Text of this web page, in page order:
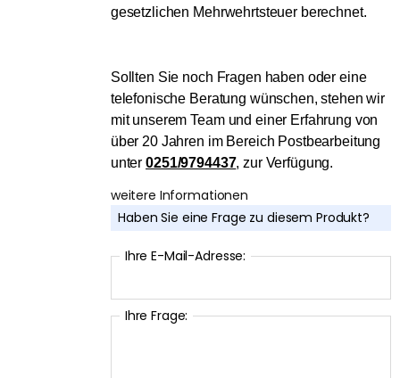
gesetzlichen Mehrwehrtsteuer berechnet.
Sollten Sie noch Fragen haben oder eine
telefonische Beratung wünschen, stehen wir
mit unserem Team und einer Erfahrung von
über 20 Jahren im Bereich Postbearbeitung
unter0251/9794437, zur Verfügung.
weitere Informationen
Haben Sie eine Frage zu diesem Produkt?
Ihre E-Mail-Adresse:
Ihre Frage: